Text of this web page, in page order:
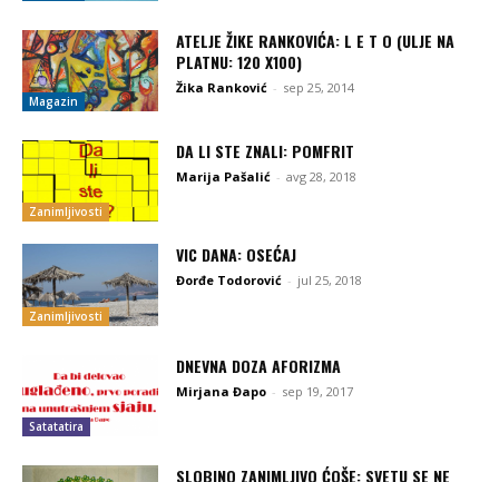
Magazin
ATELJE ŽIKE RANKOVIĆA: L E T O (ULJE NA
PLATNU: 120 X100)
Žika Ranković - sep 25, 2014
Zanimljivosti
DA LI STE ZNALI: POMFRIT
Marija Pašalić - avg 28, 2018
Zanimljivosti
VIC DANA: OSEĆAJ
Đorđe Todorović - jul 25, 2018
Satatatira
DNEVNA DOZA AFORIZMA
Mirjana Đapo - sep 19, 2017
SLOBINO ZANIMLJIVO ĆOŠE: SVETU SE NE